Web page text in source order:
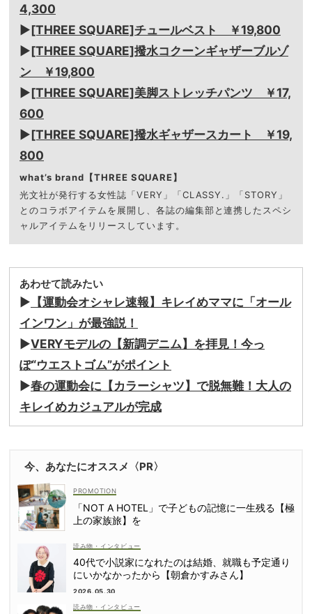
4,300
▶︎[THREE SQUARE]チュールベスト ￥19,800
▶︎[THREE SQUARE]撥水コクーンギャザーブルゾ
ン ￥19,800
▶︎[THREE SQUARE]美脚ストレッチパンツ ￥17,
600
▶︎[THREE SQUARE]撥水ギャザースカート ￥19,
800
what’s brand【THREE SQUARE】
光文社が発行する女性誌「VERY」「CLASSY.」「STORY」
とのコラボアイテムを展開し、各誌の編集部と連携したスペシ
ャルアイテムをリリースしています。
あわせて読みたい
▶︎ 【運動会オシャレ速報】キレイめママに「オール
インワン」が最強説！
▶︎VERYモデルの【新調デニム】を拝見！今っ
ぽ“ウエストゴム”がポイント
▶︎春の運動会に【カラーシャツ】で脱無難！大人の
キレイめカジュアルが完成
今、あなたにオススメ〈PR〉
「NOT A HOTEL」で子どもの記憶に一生残る【極
上の家族旅】を
読み物・インタビュー
40代で小説家になれたのは結婚、就職も予定通り
にいかなかったから【朝倉かすみさん】
2026.05.30
読み物・インタビュー